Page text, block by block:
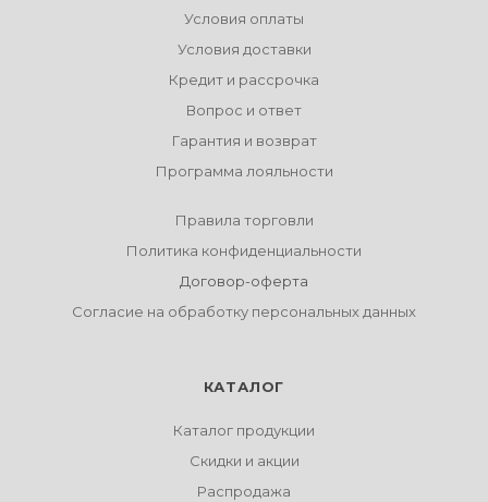
Условия оплаты
Условия доставки
Кредит и рассрочка
Вопрос и ответ
Гарантия и возврат
Программа лояльности
Правила торговли
Политика конфиденциальности
Договор-оферта
Согласие на обработку персональных данных
КАТАЛОГ
Каталог продукции
Скидки и акции
Распродажа